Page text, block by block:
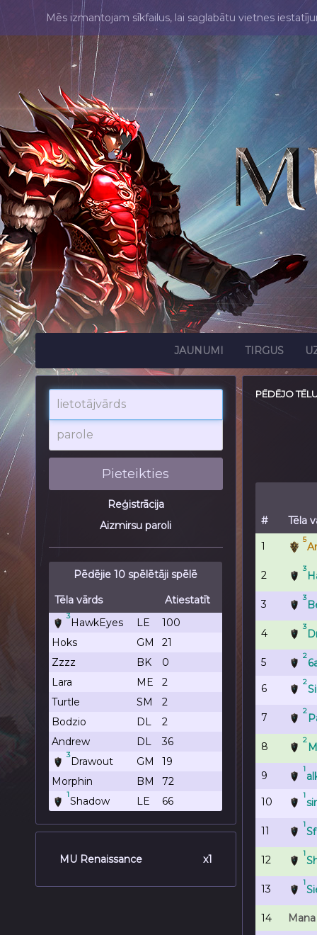
Mēs izmantojam sīkfailus, lai saglabātu vietnes
JAUNUMI TIRGUS
lietotājvārds
parole
Pieteikties
Reģistrācija
Aizmirsu paroli
Pēdējie 10 spēlētāji spēlē
Tēla vārds
Atiestatīt
3
HawkEyes LE
100
Hoks
GM
21
Zzzz
BK
0
Lara
ME
2
Turtle
SM
2
Bodzio
DL
2
Andrew
DL 36
3
Drawout GM
19
Morphin
BM 72
1
Shadow LE 66
MU Renaissance x1
PĒDĒJO
#
Tēla
1
5
2
3
3
3
4
3
5
2
6
2
7
2
8
2
9
1
10
1
11
1
12
1
13
1
14
Mana